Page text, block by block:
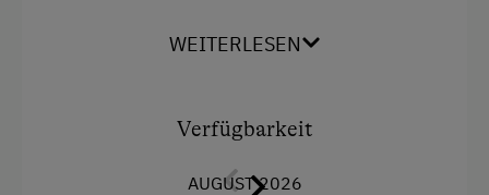
WEITERLESEN
Verfügbarkeit
AUGUST 2026